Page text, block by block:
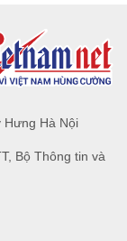
Hưng Hà Nội
Bộ Thông tin và